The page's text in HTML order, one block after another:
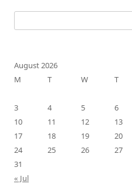
for:
August 2026
M
T W T
3
4 5 6
10
11 12 13
17
18 19 20
24
25 26 27
31
« Jul